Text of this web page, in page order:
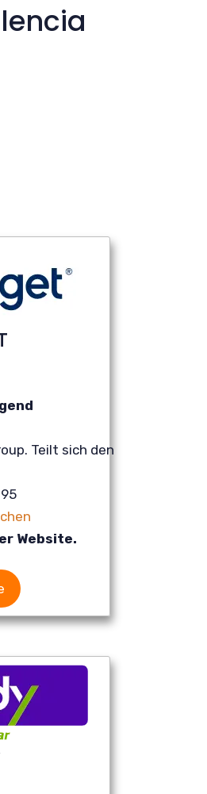
Teilt sich den
Website.